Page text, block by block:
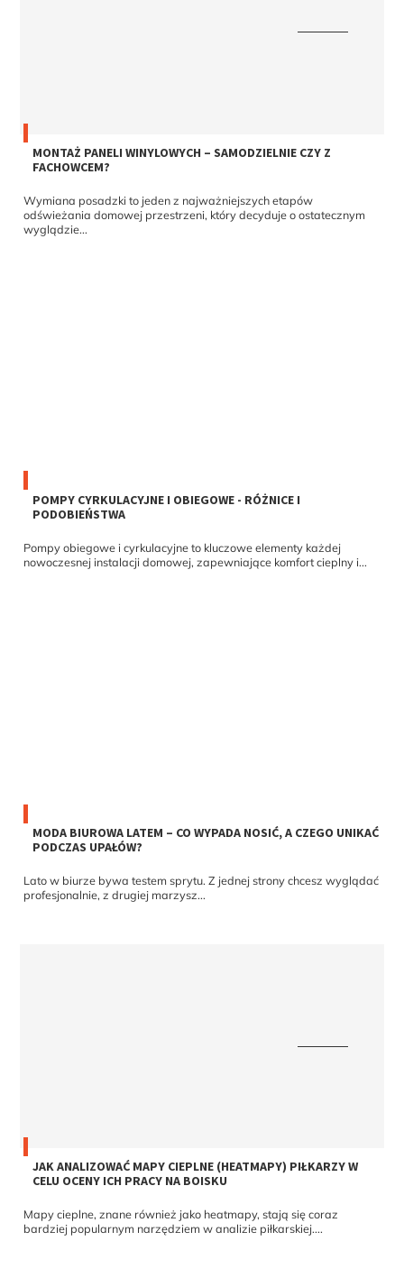
MONTAŻ PANELI WINYLOWYCH – SAMODZIELNIE CZY Z
FACHOWCEM?
odświeżania domowej przestrzeni, który decyduje o ostatecznym
wyglądzie...
POMPY CYRKULACYJNE I OBIEGOWE - RÓŻNICE I
PODOBIEŃSTWA
nowoczesnej instalacji domowej, zapewniające komfort cieplny i...
MODA BIUROWA LATEM – CO WYPADA NOSIĆ, A CZEGO UNIKAĆ
PODCZAS UPAŁÓW?
profesjonalnie, z drugiej marzysz...
JAK ANALIZOWAĆ MAPY CIEPLNE (HEATMAPY) PIŁKARZY W
CELU OCENY ICH PRACY NA BOISKU
bardziej popularnym narzędziem w analizie piłkarskiej....